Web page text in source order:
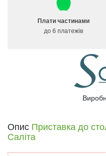
Плати частинами
до 6 платежів
Опис Приставка до
Саліта